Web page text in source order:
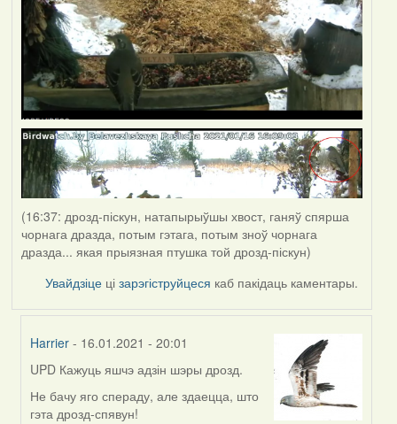
(16:37: дрозд-піскун, натапырыўшы хвост, ганяў спярша
чорнага дразда, потым гэтага, потым зноў чорнага
дразда... якая прыязная птушка той дрозд-піскун)
Увайдзіце цізарэгіструйцеся каб пакідаць каментары.
Harrier - 16.01.2021 - 20:01
In
reply
to
UPD Кажуць яшчэ адзін шэры дрозд.
Не бачу яго спераду, але здаецца, што
гэта дрозд-спявун!